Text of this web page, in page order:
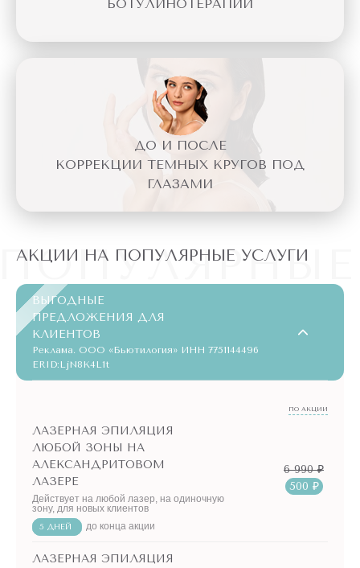
БОТУЛИНОТЕРАПИИ
ДО И ПОСЛЕ
КОРРЕКЦИИ ТЕМНЫХ КРУГОВ ПОД
ГЛАЗАМИ
АКЦИИ НА ПОПУЛЯРНЫЕ УСЛУГИ
ВЫГОДНЫЕ
ПРЕДЛОЖЕНИЯ ДЛЯ
КЛИЕНТОВ
Реклама. ООО «Бьютилогия» ИНН 7751144496
ERID:LjN8K4L1t
ПО АКЦИИ
ЛАЗЕРНАЯ ЭПИЛЯЦИЯ
ЛЮБОЙ ЗОНЫ НА
АЛЕКСАНДРИТОВОМ
ЛАЗЕРЕ
Действует на любой лазер, на одиночную
зону, для новых клиентов
5 ДНЕЙ до конца акции
6 990 ₽
500 ₽
ЛАЗЕРНАЯ ЭПИЛЯЦИЯ